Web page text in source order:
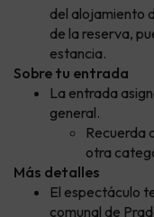
del alojamiento
de la reserva,
estancia.
Sobre tu entrada
La entrada
general.
Recuerda
otra
Más detalles
El espectáculo
comunal de